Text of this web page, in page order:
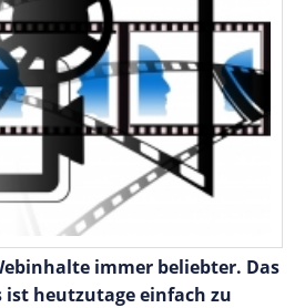
immer beliebter. Das
ist heutzutage einfach zu